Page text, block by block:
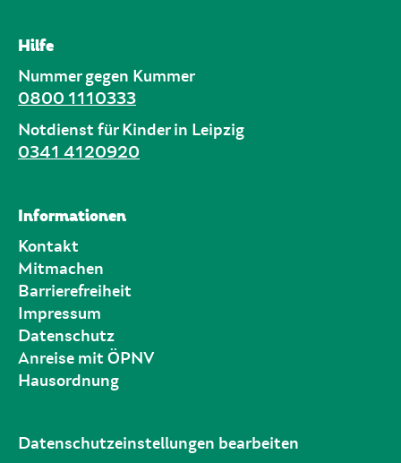
Hilfe
Nummer gegen Kummer
0800 1110333
Notdienst für Kinder in Leipzig
0341 4120920
Informationen
Kontakt
Mitmachen
Barrierefreiheit
Impressum
Datenschutz
Anreise mit ÖPNV
Hausordnung
Datenschutzeinstellungen bearbeiten